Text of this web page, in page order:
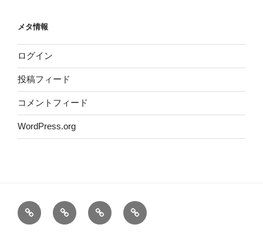
メタ情報
ログイン
投稿フィード
コメントフィード
WordPress.org
ホ
ー
運
営
サ
イ
プ
ラ